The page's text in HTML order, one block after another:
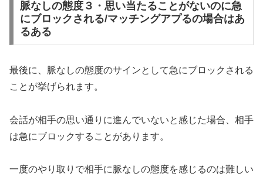
脈なしの態度３・思い当たることがないのに急
にブロックされる/マッチングアプるの場合はあ
るある
最後に、脈なしの態度のサインとして急にブロックされる
ことが挙げられます。
会話が相手の思い通りに進んでいないと感じた場合、相手
は急にブロックすることがあります。
一度のやり取りで相手に脈なしの態度を感じるのは難しい